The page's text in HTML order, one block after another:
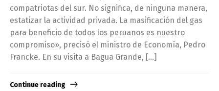
compatriotas del sur. No significa, de ninguna manera,
estatizar la actividad privada. La masificación del gas
para beneficio de todos los peruanos es nuestro
compromiso», precisó el ministro de Economía, Pedro
Francke. En su visita a Bagua Grande, […]
Continue reading